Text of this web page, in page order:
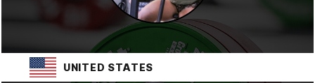
UNITED STATES